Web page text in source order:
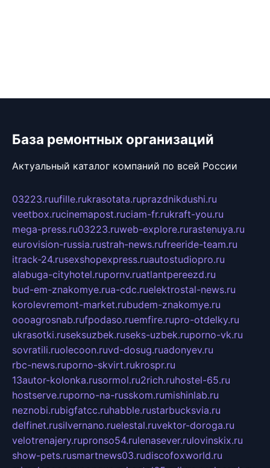
База ремонтных организаций
Актуальный каталог компаний по всей России
03223.ruufille.rukrasotata.ruprazdnikdushi.ru
veetbox.rucinemapost.ruciam-fr.rukraft-you.ru
mega-press.ru03223.ruweb-explore.rurastenuya.ru
eurovision-russia.rustrah-news.rufreeride-team.ru
itrack-24.rusexshopexpress.ruautostudiopro.ru
alabuga-cityhotel.rupornv.ruatlantpereezd.ru
bud-em-znakomye.rua-cdc.ruelektrostal-news.ru
korolevremont-market.rubudem-znakomye.ru
oooagrosnab.rufpodaso.ruemfire.rupro-otdelky.ru
ukrasotki.ruseksuzbek.ruseks-uzbek.ruporno-vk.ru
sovratili.ruolecoon.ruvd-dosug.ruadonyev.ru
rbc-news.ruporno-skvirt.rukrospr.ru
13autor-kolonka.rusormol.ru2rich.ruhostel-65.ru
hostserve.ruporno-na-russkom.rumishinlab.ru
neznobi.rubigfatcc.ruhabble.rustarbucksvia.ru
delfinet.rusilvernano.ruelestal.ruvektor-doroga.ru
velotrenajery.rupronso54.rulenasever.rulovinskix.ru
show-pets.rusmartnews03.rudiscofoxworld.ru